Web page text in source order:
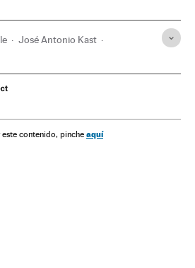
José Antonio Kast
do Sul
contenido, pinche aquí